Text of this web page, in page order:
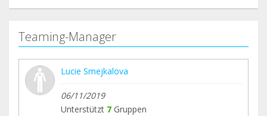
Teaming-Manager
Lucie Smejkalova
06/11/2019
Unterstützt 7 Gruppen